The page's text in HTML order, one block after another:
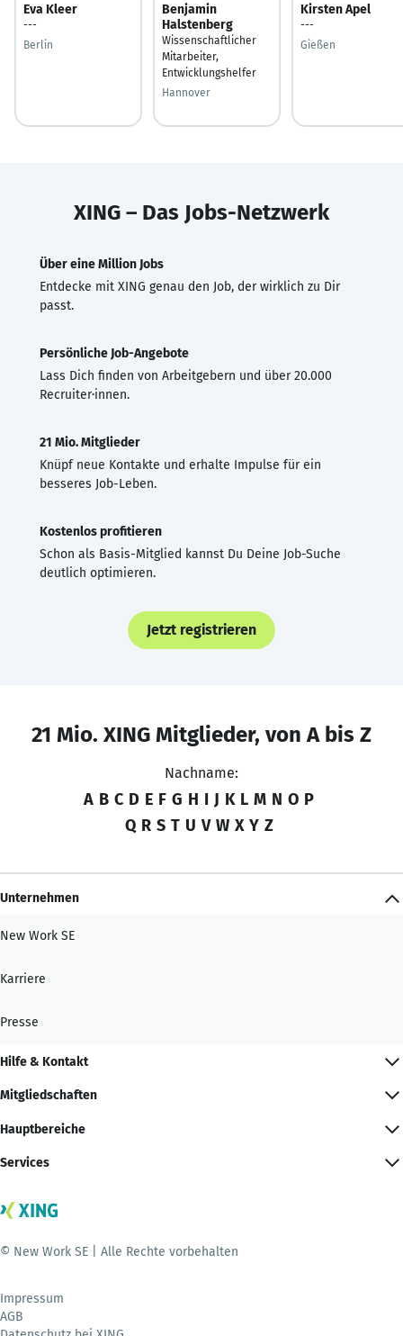
Eva Kleer
---
Berlin
Benjamin
Halstenberg
Wissenschaftlicher
Mitarbeiter,
Entwicklungshelfer
Hannover
Kirsten Apel
---
Gießen
XING – Das Jobs-Netzwerk
Über eine Million Jobs
Entdecke mit XING genau den Job, der wirklich zu Dir
passt.
Persönliche Job-Angebote
Lass Dich finden von Arbeitgebern und über 20.000
Recruiter·innen.
21 Mio. Mitglieder
Knüpf neue Kontakte und erhalte Impulse für ein
besseres Job-Leben.
Kostenlos profitieren
Schon als Basis-Mitglied kannst Du Deine Job-Suche
deutlich optimieren.
Jetzt registrieren
21 Mio. XING Mitglieder, von A bis Z
Nachname:
A B C D E F G H I J K L M N O P
Q R S T U V W X Y Z
Unternehmen
New Work SE
Karriere
Presse
Hilfe & Kontakt
Mitgliedschaften
Hauptbereiche
Services
© New Work SE | Alle Rechte vorbehalten
Impressum
AGB